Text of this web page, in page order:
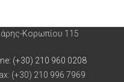
Κορωπίου 115
(+30) 210 960 0208
(+30) 210 996 7969